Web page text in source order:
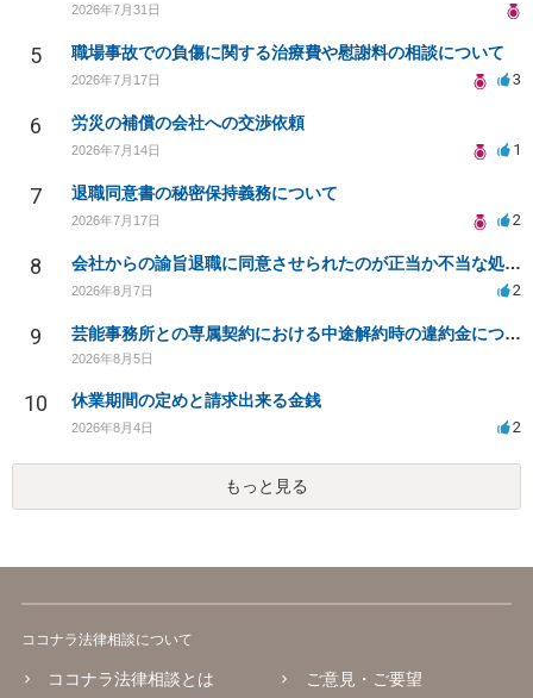
2026年7月31日
5 職場事故での負傷に関する治療費や慰謝料の相談について
2026年7月17日 3
6 労災の補償の会社への交渉依頼
2026年7月14日 1
7 退職同意書の秘密保持義務について
2026年7月17日 2
8 会社からの諭旨退職に同意させられたのが正当か不当な処分かどうか教えてほしい
2026年8月7日 2
9 芸能事務所との専属契約における中途解約時の違約金について相談したいです
2026年8月5日
10 休業期間の定めと請求出来る金銭
2026年8月4日 2
もっと見る
ココナラ法律相談について
ココナラ法律相談とは ご意見・ご要望